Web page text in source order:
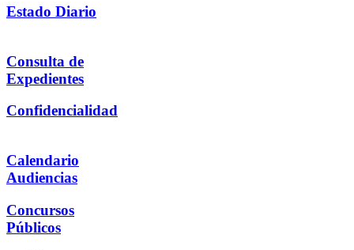
Estado Diario
Consulta de
Expedientes
Confidencialidad
Calendario
Audiencias
Concursos
Públicos